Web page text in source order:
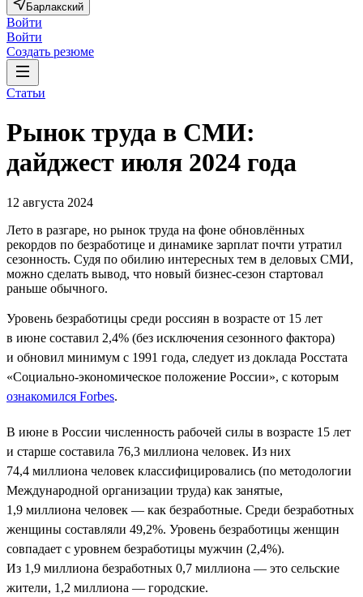
Барлакский
Войти
Войти
Создать резюме
Статьи
Рынок труда в СМИ:
дайджест июля 2024 года
12 августа 2024
Лето в разгаре, но рынок труда на фоне обновлённых
рекордов по безработице и динамике зарплат почти утратил
сезонность. Судя по обилию интересных тем в деловых СМИ,
можно сделать вывод, что новый бизнес-сезон стартовал
раньше обычного.
Уровень безработицы среди россиян в возрасте от 15 лет
в июне составил 2,4% (без исключения сезонного фактора)
и обновил минимум с 1991 года, следует из доклада Росстата
«Социально-экономическое положение России», с которым
ознакомился Forbes.
В июне в России численность рабочей силы в возрасте 15 лет
и старше составила 76,3 миллиона человек. Из них
74,4 миллиона человек классифицировались (по методологии
Международной организации труда) как занятые,
1,9 миллиона человек — как безработные. Среди безработных
женщины составляли 49,2%. Уровень безработицы женщин
совпадает с уровнем безработицы мужчин (2,4%).
Из 1,9 миллиона безработных 0,7 миллиона — это сельские
жители, 1,2 миллиона — городские.